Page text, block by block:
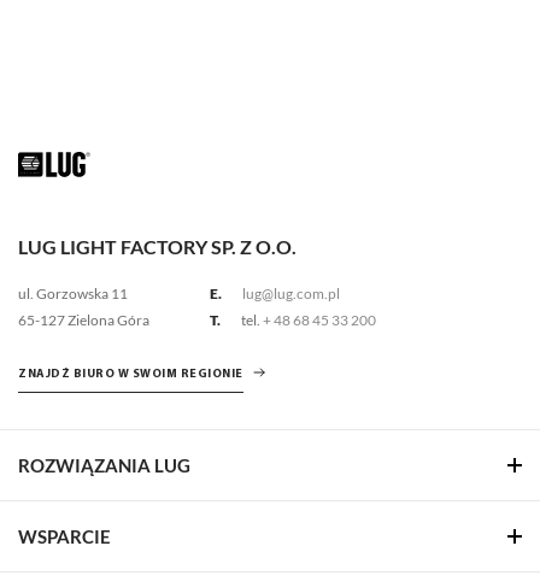
LUG LIGHT FACTORY SP. Z O.O.
ul. Gorzowska 11
65-127 Zielona Góra
E.
lug@lug.com.pl
T.
tel. + 48 68 45 33 200
ZNAJDŹ BIURO W SWOIM REGIONIE
ROZWIĄZANIA LUG
WSPARCIE